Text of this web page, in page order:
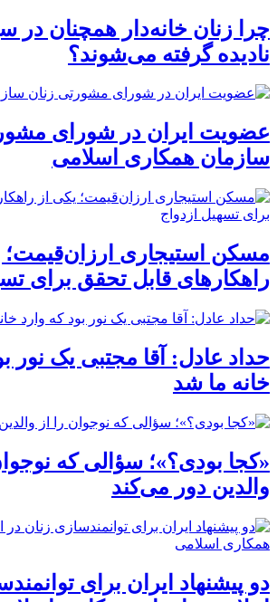
چرا زنان خانه‌دار همچنان
نادیده گرفته می‌شوند؟
عضویت ایران در شورای
سازمان همکاری اسلامی
مسکن استیجاری ارزان‌قیمت؛
راهکارهای قابل تحقق برای
حداد عادل: آقا مجتبی یک نور
خانه ما شد
«کجا بودی؟»؛ سؤالی که
والدین دور می‌کند
دو پیشنهاد ایران برای